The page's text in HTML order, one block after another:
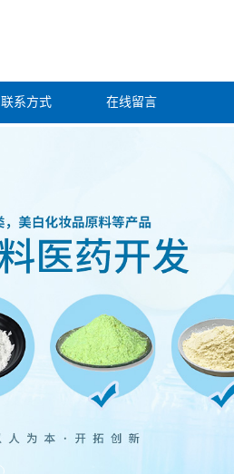
联系方式 在线留言